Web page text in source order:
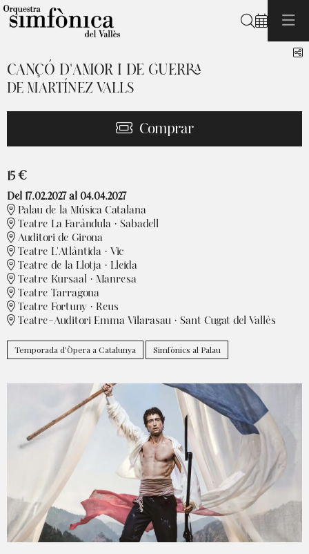
Cerca
CANÇÓ D'AMOR I DE GUERRA
DE MARTÍNEZ VALLS
Comprar
15 €
Del 17.02.2027 al 04.04.2027
Palau de la Música Catalana
Teatre La Faràndula · Sabadell
Auditori de Girona
Teatre L'Atlàntida · Vic
Teatre de la Llotja · Lleida
Teatre Kursaal · Manresa
Teatre Tarragona
Teatre Fortuny · Reus
Teatre-Auditori Emma Vilarasau · Sant Cugat del Vallès
Temporada d’Òpera a Catalunya Simfònics al Palau